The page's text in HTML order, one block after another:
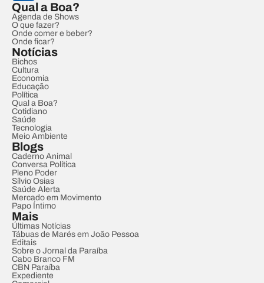
Qual a Boa?
Agenda de Shows
O que fazer?
Onde comer e beber?
Onde ficar?
Notícias
Bichos
Cultura
Economia
Educação
Política
Qual a Boa?
Cotidiano
Saúde
Tecnologia
Meio Ambiente
Blogs
Caderno Animal
Conversa Política
Pleno Poder
Sílvio Osias
Saúde Alerta
Mercado em Movimento
Papo Íntimo
Mais
Últimas Notícias
Tábuas de Marés em João Pessoa
Editais
Sobre o Jornal da Paraíba
Cabo Branco FM
CBN Paraíba
Expediente